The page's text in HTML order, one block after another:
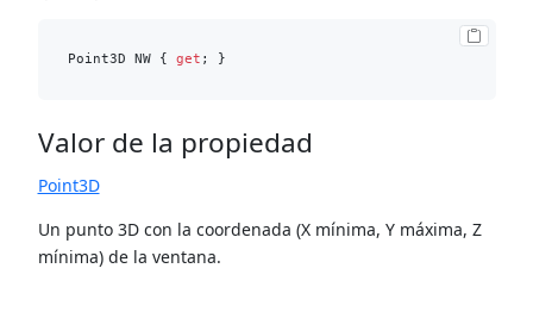
Point3D NW { get
Valor de la propiedad
Point3D
Un punto 3D con la coordenada (X mínima, Y máxima, Z
mínima) de la ventana.